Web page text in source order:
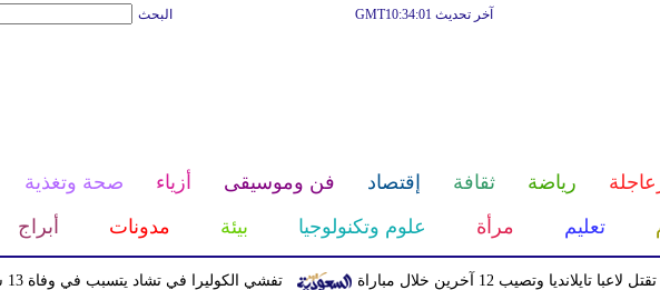
البحث آخر تحديث GMT10:34:01
رياضة ثقافة إقتصاد فن وموسيقى أزياء صحة وتغذية
تعليم مرأة علوم وتكنولوجيا بيئة مدونات أبراج
تفشي الكوليرا في تشاد يتسبب في وفاة 13 شخصا وتصيب 12 آخرين خلال مباراة